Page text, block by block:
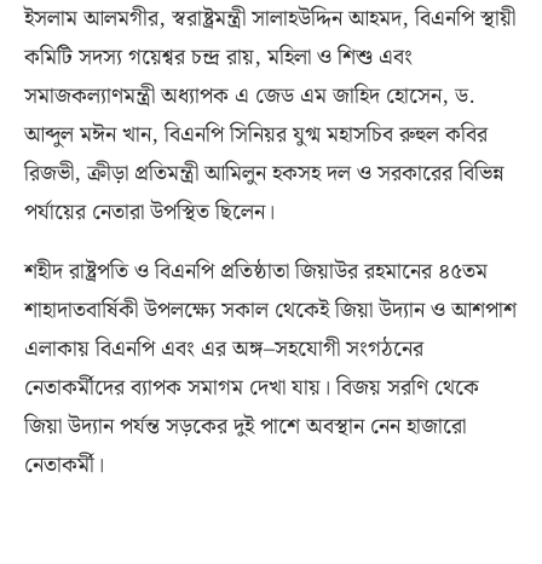
ইসলাম আলমগীর,স্বরাষ্ট্রমন্ত্রী সালাহউদ্দিন আহমদ,বিএনপি স্থায়ী
কমিটি সদস্য গয়েশ্বর চন্দ্র রায়,মহিলা ও শিশু এবং
সমাজকল্যাণমন্ত্রী অধ্যাপক এ জেড এম জাহিদ হোসেন,ড.
আব্দুল মঈন খান,বিএনপি সিনিয়র যুগ্ম মহাসচিব রুহুল কবির
রিজভী,ক্রীড়া প্রতিমন্ত্রী আমিলুন হকসহ দল ও সরকারের বিভিন্ন
পর্যায়ের নেতারা উপস্থিত ছিলেন।
শহীদ রাষ্ট্রপতি ও বিএনপি প্রতিষ্ঠাতা জিয়াউর রহমানের ৪৫তম
শাহাদাতবার্ষিকী উপলক্ষ্যে সকাল থেকেই জিয়া উদ্যান ও আশপাশ
এলাকায় বিএনপি এবং এর অঙ্গ–সহযোগী সংগঠনের
নেতাকর্মীদের ব্যাপক সমাগম দেখা যায়। বিজয় সরণি থেকে
জিয়া উদ্যান পর্যন্ত সড়কের দুই পাশে অবস্থান নেন হাজারো
নেতাকর্মী।